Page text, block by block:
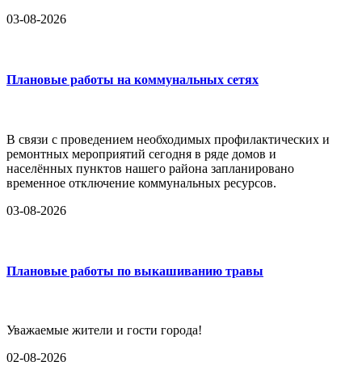
03-08-2026
Плановые работы на коммунальных сетях
В связи с проведением необходимых профилактических и
ремонтных мероприятий сегодня в ряде домов и
населённых пунктов нашего района запланировано
временное отключение коммунальных ресурсов.
03-08-2026
Плановые работы по выкашиванию травы
Уважаемые жители и гости города!
02-08-2026